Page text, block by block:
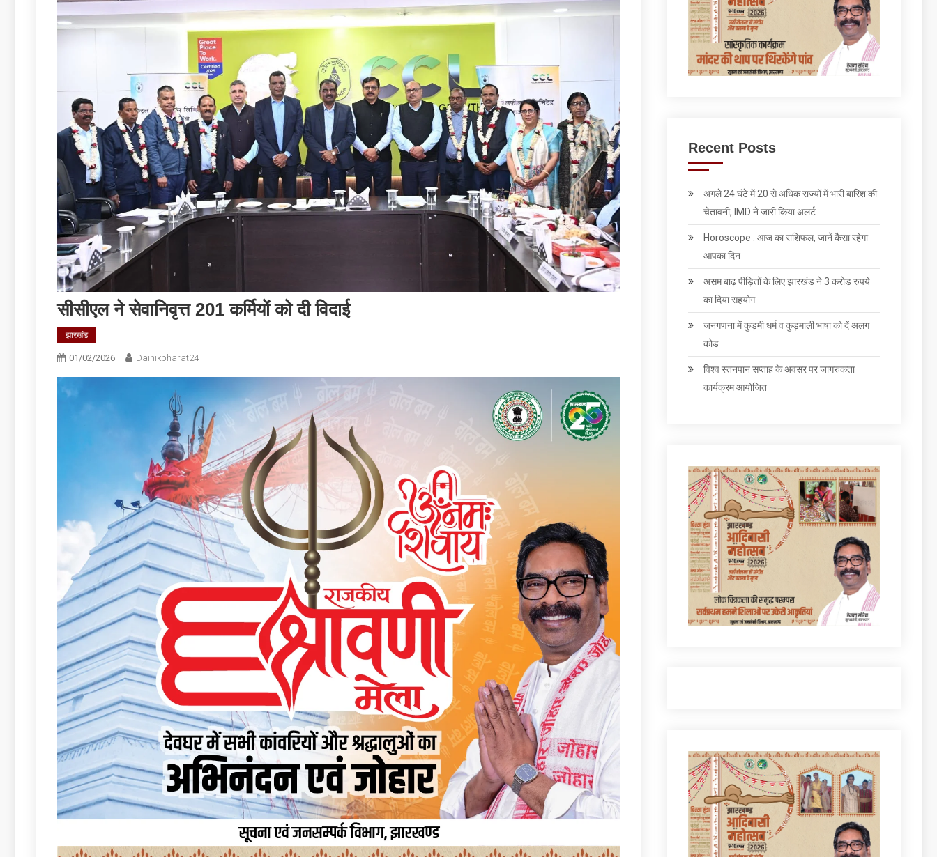
सीसीएल ने सेवानिवृत्त 201 कर्मियों को दी विदाई
झारखंड
01/02/2026 Dainikbharat24
Recent Posts
अगले 24 घंटे में 20 से अधिक राज्यों में भारी बारिश की
चेतावनी, IMD ने जारी किया अलर्ट
Horoscope : आज का राशिफल, जानें कैसा रहेगा
आपका दिन
असम बाढ़ पीड़ितों के लिए झारखंड ने 3 करोड़ रुपये
का दिया सहयोग
जनगणना में कुड़मी धर्म व कुड़माली भाषा को दें अलग
कोड
विश्व स्तनपान सप्ताह के अवसर पर जागरुकता
कार्यक्रम आयोजित